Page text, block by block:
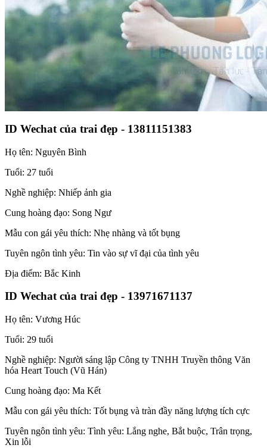
ID Wechat của trai đẹp - 13811151383
Họ tên: Nguyên Bình
Tuổi: 27 tuổi
Nghề nghiệp: Nhiếp ảnh gia
Cung hoàng đạo: Song Ngư
Mẫu con gái yêu thích: Nhẹ nhàng và tốt bụng
Tuyên ngôn tình yêu: Tin vào sự vĩ đại của tình yêu
Địa điểm: Bắc Kinh
ID Wechat của trai đẹp - 13971671137
Họ tên: Vương Húc
Tuổi: 29 tuổi
Nghề nghiệp: Người sáng lập Công ty TNHH Truyền thông Văn
hóa Heart Touch (Vũ Hán)
Cung hoàng đạo: Ma Kết
Mẫu con gái yêu thích: Tốt bụng và tràn đầy năng lượng tích cực
Tuyên ngôn tình yêu: Tình yêu: Lắng nghe, Bắt buộc, Trân trọng,
Xin lỗi